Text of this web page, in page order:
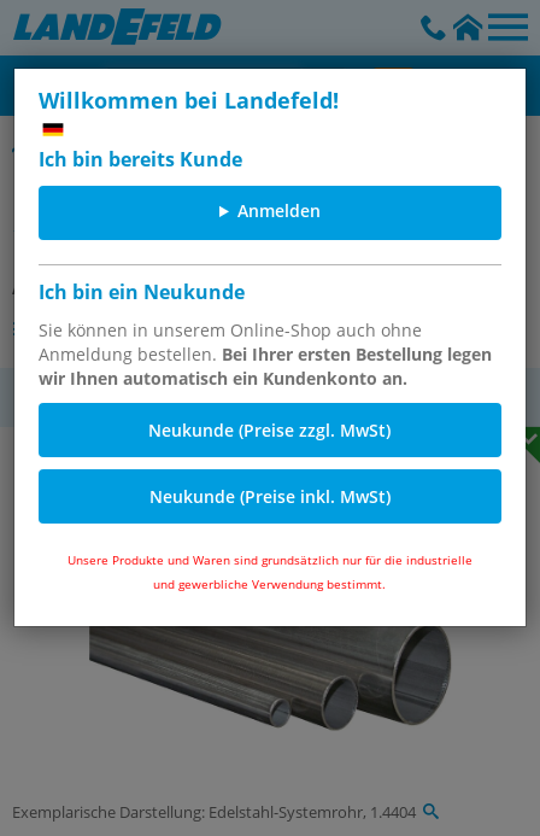
Willkommen bei Landefeld!
Ich bin bereits Kunde
Anmelden
Ich bin ein Neukunde
Sie können in unserem Online-Shop auch ohne
Anmeldung bestellen. Bei Ihrer ersten Bestellung legen
wir Ihnen automatisch ein Kundenkonto an.
Neukunde (Preise zzgl. MwSt)
Neukunde (Preise inkl. MwSt)
Unsere Produkte und Waren sind grundsätzlich nur für die industrielle
und gewerbliche Verwendung bestimmt.
Edelstahl - Systemrohre, DIN EN 10312
Edelstahl Systemrohr, DIN EN
10312, 28 x 1,2 mm, 1.4404
Artikelnummer: PHR 28X1,2 ES
Andere Varianten des Artikels
MwSt.
Exemplarische Darstellung: Edelstahl-Systemrohr, 1.4404